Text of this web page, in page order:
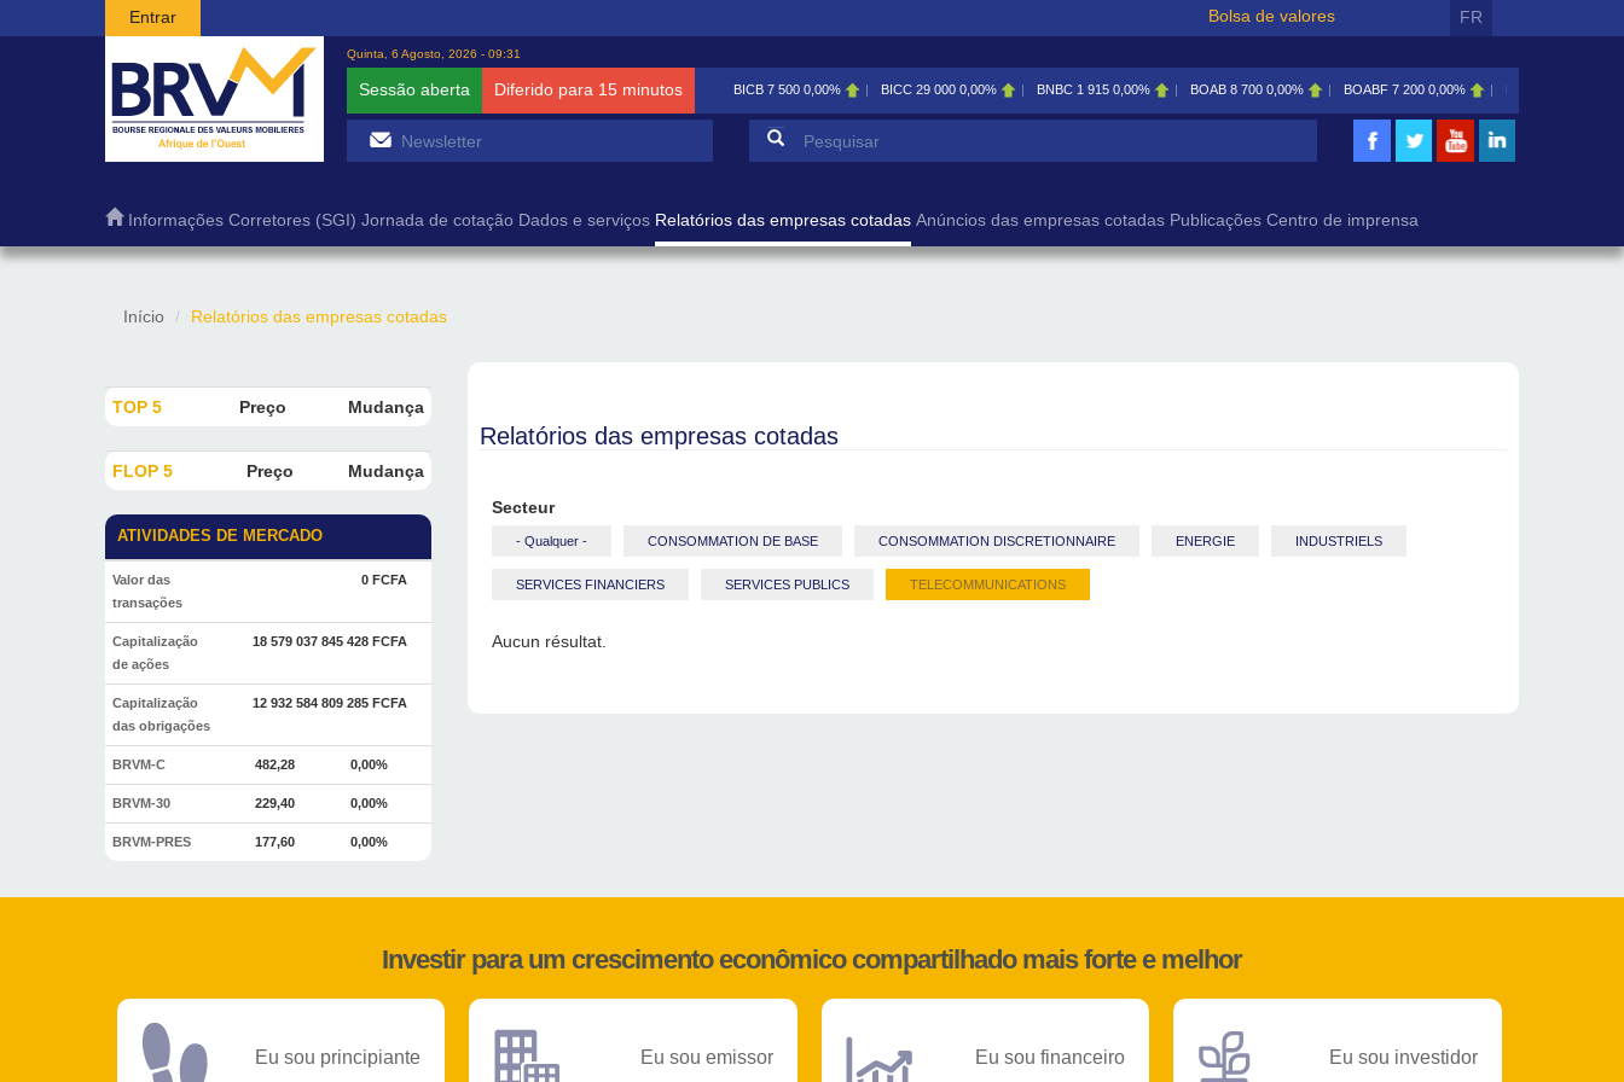
Passar para o conteúdo principal
Entrar Bolsa de valores FR
Quinta, 6 Agosto, 2026 - 09:31
Sessão aberta Diferido para 15 minutos BICB 7 500 0,00% BICC 29 000 0,00% BNBC 1 915 0,00% BOAB 8 700 0,00% BOABF 7 200 0,00%
Formulário de pesquisa
Informações Corretores (SGI) Jornada de cotação Dados e serviços Relatórios das empresas cotadas Anúncios das empresas cotadas Publicações Centro de imprensa
Início Relatórios das empresas cotadas
TOP 5 Preço Mudança
FLOP 5 Preço Mudança
ATIVIDADES DE MERCADO
Valor das
transações
0 FCFA
Capitalização
de ações
18 579 037 845 428 FCFA
Capitalização
das obrigações
12 932 584 809 285 FCFA
BRVM-C 482,28 0,00%
BRVM-30 229,40 0,00%
BRVM-PRES 177,60 0,00%
Relatórios das empresas cotadas
Secteur
- Qualquer - CONSOMMATION DE BASE CONSOMMATION DISCRETIONNAIRE ENERGIE INDUSTRIELS
SERVICES FINANCIERS SERVICES PUBLICS TELECOMMUNICATIONS
Aucun résultat.
Investir para um crescimento econômico compartilhado mais forte e melhor
Eu sou principiante Eu sou emissor Eu sou financeiro Eu sou investidor